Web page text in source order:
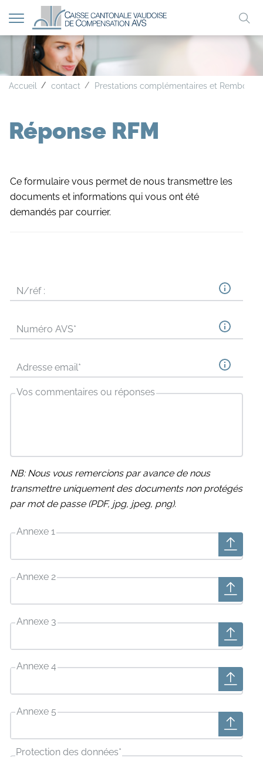
A A A
Afficher
la
navigation
Accueil contact Prestations complémentaires et
Réponse RFM
Ce formulaire vous permet de nous transmettre les
documents et informations qui vous ont été
demandés par courrier.
N/réf :
Numéro AVS*
Adresse email*
Vos commentaires ou réponses
NB: Nous vous remercions par avance de nous
transmettre uniquement des documents non protégés
par mot de passe (PDF, jpg, jpeg, png).
Annexe 1
Annexe 2
Annexe 3
Annexe 4
Annexe 5
Protection des données*